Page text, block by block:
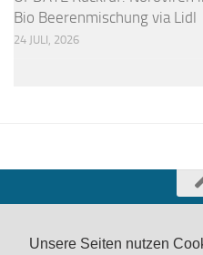
Unsere Seiten nutzen
Bio Beerenmischung via Lidl
24 JULI, 2026